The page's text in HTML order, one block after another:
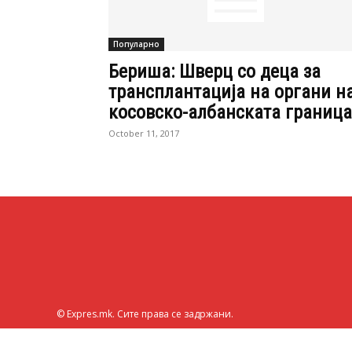
Популарно
Бериша: Шверц со деца за
трансплантација на органи
косовско-албанската граница
October 11, 2017
© Expres.mk. Сите права се задржани.